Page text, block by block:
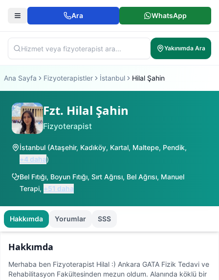
Ara WhatsApp
Yakınımda Ara
Ana Sayfa Fizyoterapistler İstanbul Hilal Şahin
Fzt. Hilal Şahin
Fizyoterapist
İstanbul (Ataşehir, Kadıköy, Kartal, Maltepe, Pendik,
+4 daha)
Bel Fıtığı, Boyun Fıtığı, Sırt Ağrısı, Bel Ağrısı, Manuel
Terapi, +51 daha
Hakkımda Yorumlar SSS
Hakkımda
Merhaba ben Fizyoterapist Hilal :) Ankara GATA Fizik Tedavi ve
Rehabilitasyon Fakültesinden mezun oldum. Alanında köklü bir